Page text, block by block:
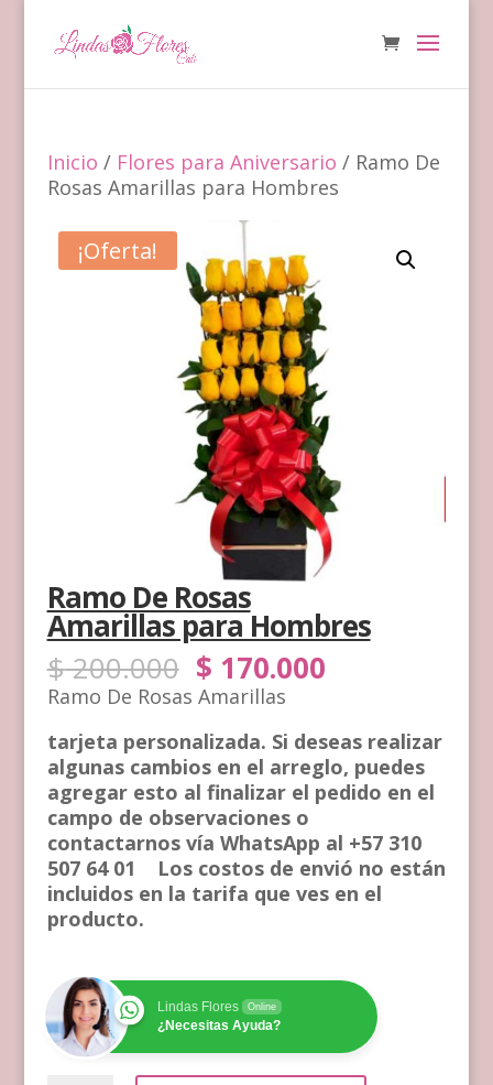
Inicio / Flores para Aniversario / Ramo De
Rosas Amarillas para Hombres
¡Oferta!
Ramo De Rosas
Amarillas para Hombres
$200.000 El
precio
original
era:
$ 200.000.
$ 170.000El
es:
$ 170.000.
Ramo De Rosas Amarillas
tarjeta personalizada. Si deseas realizar
algunas cambios en el arreglo, puedes
agregar esto al finalizar el pedido en el
campo de observaciones o
contactarnos vía WhatsApp al +57 310
507 64 01 Los costos de envió no están
incluidos en la tarifa que ves en el
producto.
Lindas Flores Online
¿Necesitas Ayuda?